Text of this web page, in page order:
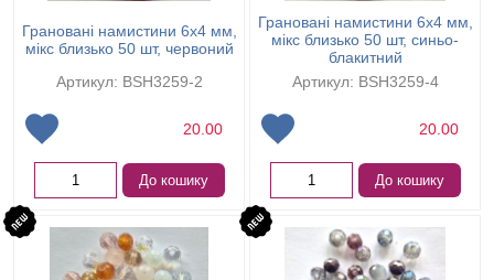
Грановані намистини 6х4 мм,
мікс близько 50 шт, червоний
Артикул: BSH3259-2
20.00
До кошику
Грановані намистини 6х4 мм,
мікс близько 50 шт, синьо-
блакитний
Артикул: BSH3259-4
20.00
До кошику